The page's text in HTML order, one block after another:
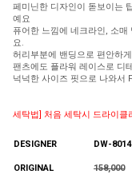
페미닌한 디자인이 돋보이는
예요
퓨어한 느낌에 네크라인, 소
요.
허리부분에 밴딩으로 편안하
팬츠에도 플라워 레이스로 디
넉넉한 사이즈 핏으로 나와서
세탁법] 처음 세탁시 드라이
DESIGNER DW-8014
ORIGINAL 158,000